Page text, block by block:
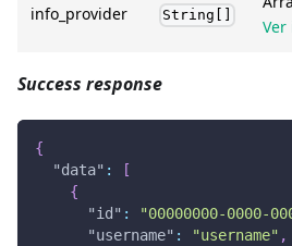
info_provider String[]
Ver
Success response
{
"data" :
[
{
"id" : "00000000-0000-
"username" : "username" ,